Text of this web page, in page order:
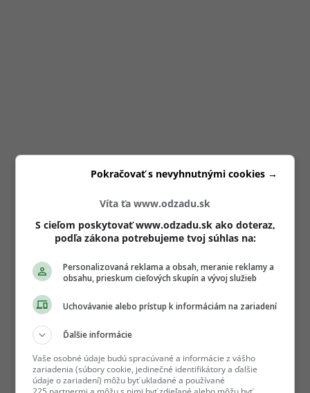
Víta ťa www.odzadu.sk
S cieľom poskytovať www.odzadu.sk ako doteraz,
podľa zákona potrebujeme tvoj súhlas na:
Personalizovaná reklama a obsah, meranie reklamy a
obsahu, prieskum cieľových skupín a vývoj služieb
Uchovávanie alebo prístup k informáciám na zariadení
Ďalšie informácie
Vaše osobné údaje budú spracúvané a informácie z vášho
zariadenia (súbory cookie, jedinečné identifikátory a ďalšie
údaje o zariadení) môžu byť ukladané a používané
Pokračovať s nevyhnutnými cookies →